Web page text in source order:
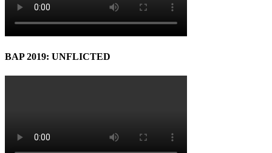
BAP 2019: UNFLICTED